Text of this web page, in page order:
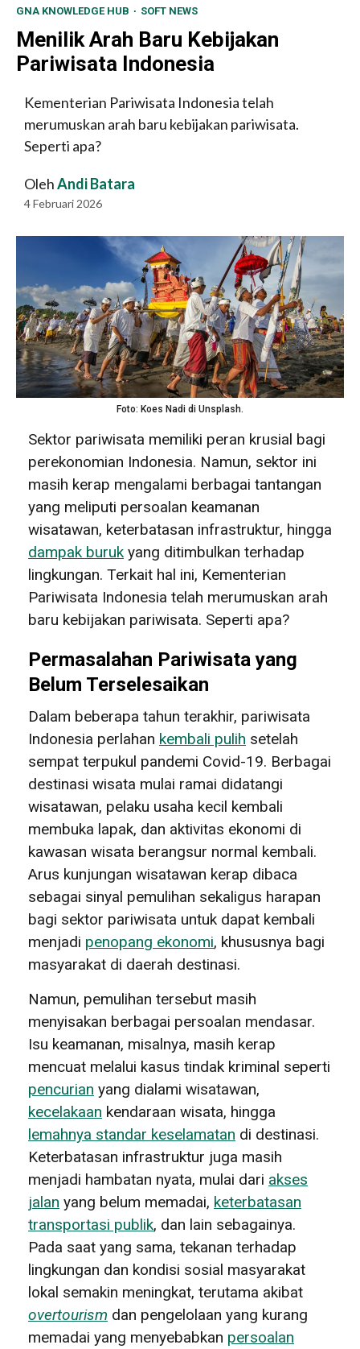
GNA KNOWLEDGE HUB SOFT NEWS
Menilik Arah Baru Kebijakan
Pariwisata Indonesia
Kementerian Pariwisata Indonesia telah
merumuskan arah baru kebijakan pariwisata.
Seperti apa?
OlehAndi Batara
4 Februari 2026
Foto: Koes Nadi di Unsplash.
Sektor pariwisata memiliki peran krusial bagi
perekonomian Indonesia. Namun, sektor ini
masih kerap mengalami berbagai tantangan
yang meliputi persoalan keamanan
wisatawan, keterbatasan infrastruktur, hingga
dampak buruk yang ditimbulkan terhadap
lingkungan. Terkait hal ini, Kementerian
Pariwisata Indonesia telah merumuskan arah
baru kebijakan pariwisata. Seperti apa?
Permasalahan Pariwisata yang
Belum Terselesaikan
Dalam beberapa tahun terakhir, pariwisata
Indonesia perlahan kembali pulih setelah
sempat terpukul pandemi Covid-19. Berbagai
destinasi wisata mulai ramai didatangi
wisatawan, pelaku usaha kecil kembali
membuka lapak, dan aktivitas ekonomi di
kawasan wisata berangsur normal kembali.
Arus kunjungan wisatawan kerap dibaca
sebagai sinyal pemulihan sekaligus harapan
bagi sektor pariwisata untuk dapat kembali
menjadi penopang ekonomi, khususnya bagi
masyarakat di daerah destinasi.
Namun, pemulihan tersebut masih
menyisakan berbagai persoalan mendasar.
Isu keamanan, misalnya, masih kerap
mencuat melalui kasus tindak kriminal seperti
pencurian yang dialami wisatawan,
kecelakaan kendaraan wisata, hingga
lemahnya standar keselamatan di destinasi.
Keterbatasan infrastruktur juga masih
menjadi hambatan nyata, mulai dari akses
jalan yang belum memadai, keterbatasan
transportasi publik, dan lain sebagainya.
Pada saat yang sama, tekanan terhadap
lingkungan dan kondisi sosial masyarakat
lokal semakin meningkat, terutama akibat
overtourism dan pengelolaan yang kurang
memadai yang menyebabkan persoalan